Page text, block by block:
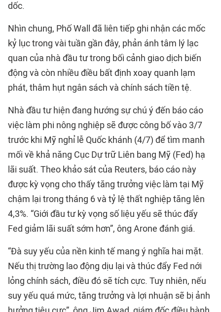
dốc.
Nhìn chung, Phố Wall đã liên tiếp ghi nhận các mốc
kỷ lục trong vài tuần gần đây, phản ánh tâm lý lạc
quan của nhà đầu tư trong bối cảnh giao dịch biến
động và còn nhiều điều bất định xoay quanh lạm
phát, thâm hụt ngân sách và chính sách tiền tệ.
Nhà đầu tư hiện đang hướng sự chú ý đến báo cáo
việc làm phi nông nghiệp sẽ được công bố vào 3/7
trước khi Mỹ nghỉ lễ Quốc khánh (4/7) để tìm manh
mối về khả năng Cục Dự trữ Liên bang Mỹ (Fed) hạ
lãi suất. Theo khảo sát của Reuters, báo cáo này
được kỳ vọng cho thấy tăng trưởng việc làm tại Mỹ
chậm lại trong tháng 6 và tỷ lệ thất nghiệp tăng lên
4,3%. “Giới đầu tư kỳ vọng số liệu yếu sẽ thúc đẩy
Fed giảm lãi suất sớm hơn”, ông Arone đánh giá.
“Đà suy yếu của nền kinh tế mang ý nghĩa hai mặt.
Nếu thị trường lao động dịu lại và thúc đẩy Fed nới
lỏng chính sách, điều đó sẽ tích cực. Tuy nhiên, nếu
suy yếu quá mức, tăng trưởng và lợi nhuận sẽ bị ảnh